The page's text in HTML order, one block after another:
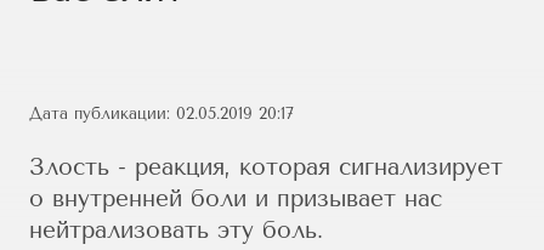
Дата публикации: 02.05.2019 20:17
Злость - реакция, которая сигнализирует
о внутренней боли и призывает нас
нейтрализовать эту боль.